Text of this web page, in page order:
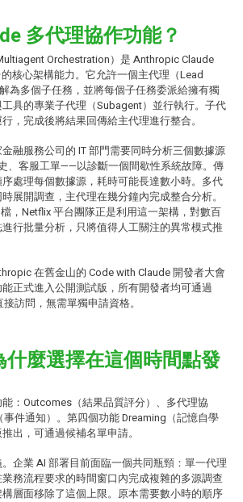
多代理協作功能？
Orchestration）是 Anthropic Claude
核心架構能力。它允許一個主代理（Lead
為多個子任務，並將每個子任務委派給擁有獨
具的專業子代理（Subagent）並行執行。子代
，完成後將結果回傳給主代理進行整合。
融服務公司的 IT 部門需要同時分析三個數據源
、客服工單——以診斷一個間歇性系統故障。傳
處理每個數據源，耗時可能長達數小時。多代
展開調查，主代理在幾分鐘內完成整合分析。
，Netflix 平台團隊正是利用這一架構，對數百
行批量分析，只將值得人工關注的異常模式推
在舊金山的 Code with Claude 開發者大會
正式進入公開測試版，所有開發者均可通過
訪問，無需單獨申請資格。
麼選擇在這個時間點發
：Outcomes（結果品質評分）、多代理協
件通知）。第四個功能 Dreaming（記憶自學
出，可通過候補名單申請。
企業 AI 部署目前面臨一個共同瓶頸：單一代理
務流程要求的時間窗口內完成複雜的多源調查
層面移除了這個上限。原本需要數小時的順序